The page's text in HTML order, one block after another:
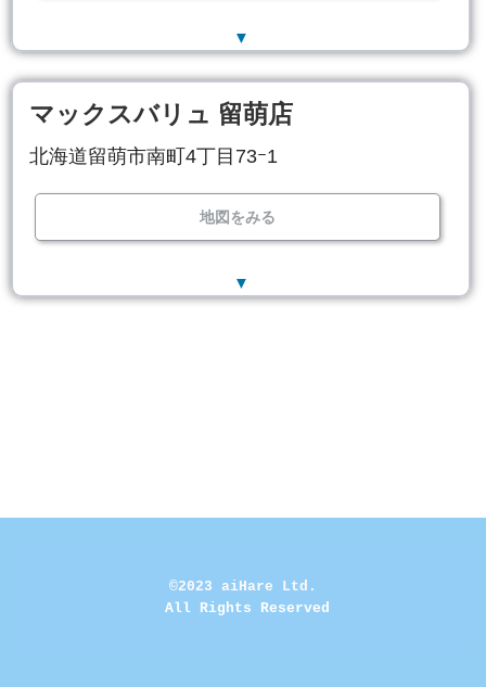
▼
マックスバリュ 留萌店
北海道留萌市南町4丁目73ｰ1
地図をみる
▼
©2023 aiHare Ltd.
All Rights Reserved